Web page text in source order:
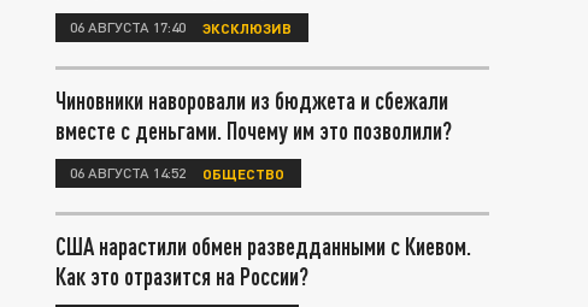
06 АВГУСТА 17:40 ЭКСКЛЮЗИВ
Чиновники наворовали из бюджета и сбежали
вместе с деньгами. Почему им это позволили?
06 АВГУСТА 14:52 ОБЩЕСТВО
США нарастили обмен разведданными с Киевом.
Как это отразится на России?